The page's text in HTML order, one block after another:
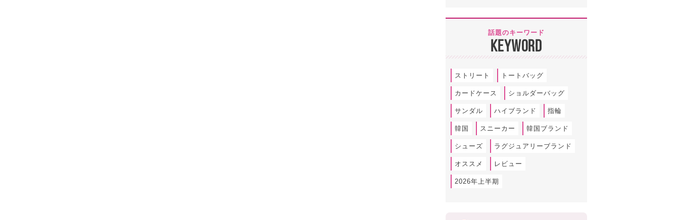
話題のキーワード
KEYWORD
ストリート トートバッグ
カードケース ショルダーバッグ
サンダル ハイブランド 指輪
韓国 スニーカー 韓国ブランド
シューズ ラグジュアリーブランド
オススメ レビュー
2026年上半期